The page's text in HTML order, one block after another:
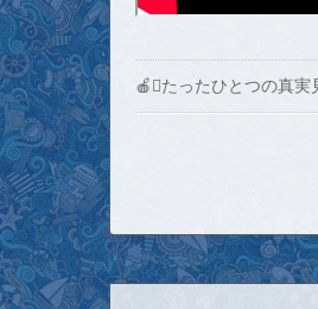
🍎たったひとつの真